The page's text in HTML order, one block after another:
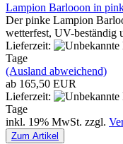
Lampion Barlooon in
Der pinke Lampion
wetterfest, UV-beständig
Lieferzeit:
Tage
(Ausland abweichend)
ab 165,50 EUR
Lieferzeit:
Tage
inkl. 19% MwSt. zzgl.
Zum Artikel